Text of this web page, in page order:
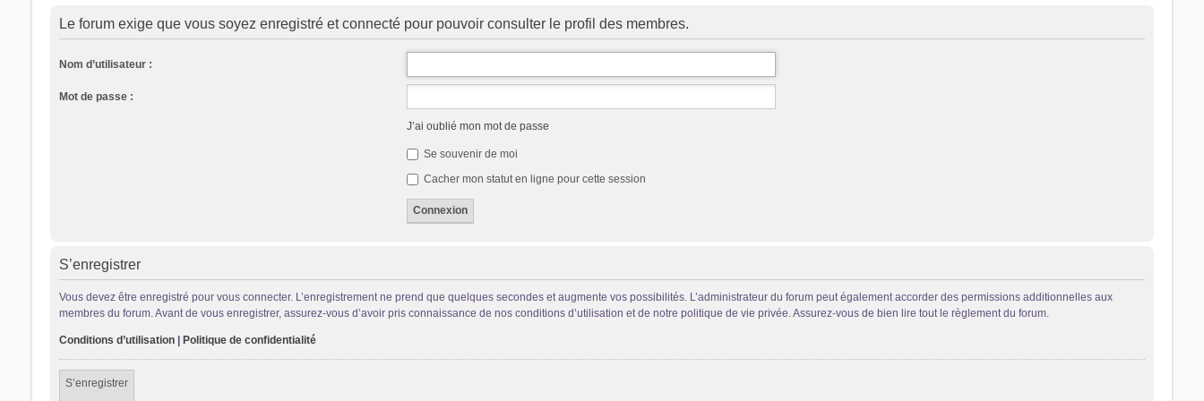
Le forum exige que vous soyez enregistré et connecté pour pouvoir consulter le profil des membres.
Nom d’utilisateur :
Mot de passe :
J’ai oublié mon mot de passe
Se souvenir de moi
Cacher mon statut en ligne pour cette session
S’enregistrer
Vous devez être enregistré pour vous connecter. L’enregistrement ne prend que quelques secondes et augmente vos possibilités. L’administrateur du forum peut également accorder des permissions additionnelles aux
membres du forum. Avant de vous enregistrer, assurez-vous d’avoir pris connaissance de nos conditions d’utilisation et de notre politique de vie privée. Assurez-vous de bien lire tout le règlement du forum.
Conditions d’utilisation| Politique de confidentialité
S’enregistrer